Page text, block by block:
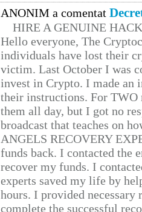
ANONIM a comentat
HIRE A GENUINE
Hello everyone, The
individuals have lost their
victim. Last October I was
invest in Crypto. I made
their instructions. For TWO
them all day, but I got no
broadcast that teaches on
ANGELS RECOVERY
funds back. I contacted the
recover my funds. I
experts saved my life by
hours. I provided
complete the successful